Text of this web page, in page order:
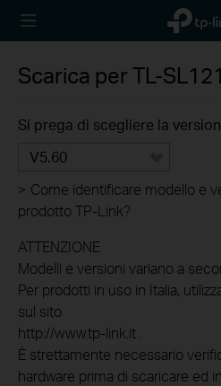
TP-Link,
Reliably
Scarica perTL-
Si prega di scegliere la
V5.60
> Come identificare modello e
prodotto TP-Link?
ATTENZIONE
Modelli e versioni variano a
Per prodotti in uso in Italia,
sul sito
http://www.tp-link.it .
È strettamente necessario
hardware prima di scaricare ed